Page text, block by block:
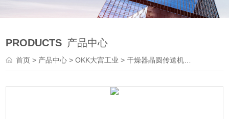
PRODUCTS 产品中心
首页> 产品中心 >OKK大宫工业 >干燥器晶圆传送机> OTS-